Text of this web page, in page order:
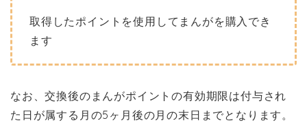
取得したポイントを使用してまんがを購入でき
ます
なお、交換後のまんがポイントの有効期限は付与され
た日が属する月の5ヶ月後の月の末日までとなります。